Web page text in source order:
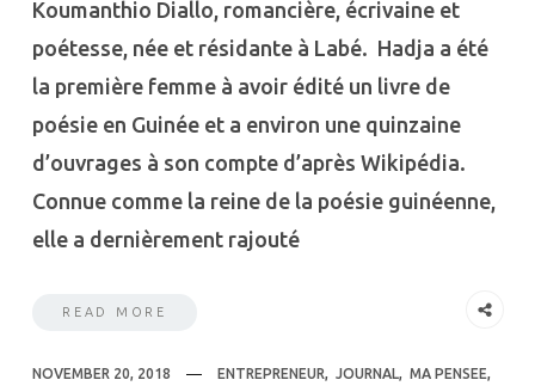
Koumanthio Diallo, romancière, écrivaine et
poétesse, née et résidante à Labé. Hadja a été
la première femme à avoir édité un livre de
poésie en Guinée et a environ une quinzaine
d’ouvrages à son compte d’après Wikipédia.
Connue comme la reine de la poésie guinéenne,
elle a dernièrement rajouté
READ MORE
NOVEMBER 20, 2018 ENTREPRENEUR, JOURNAL, MA PENSEE,